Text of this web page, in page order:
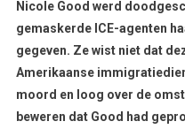
Nicole Good werd
gemaskerde ICE-agenten
gegeven. Ze wist niet dat
Amerikaanse
moord en loog over de
beweren dat Good had